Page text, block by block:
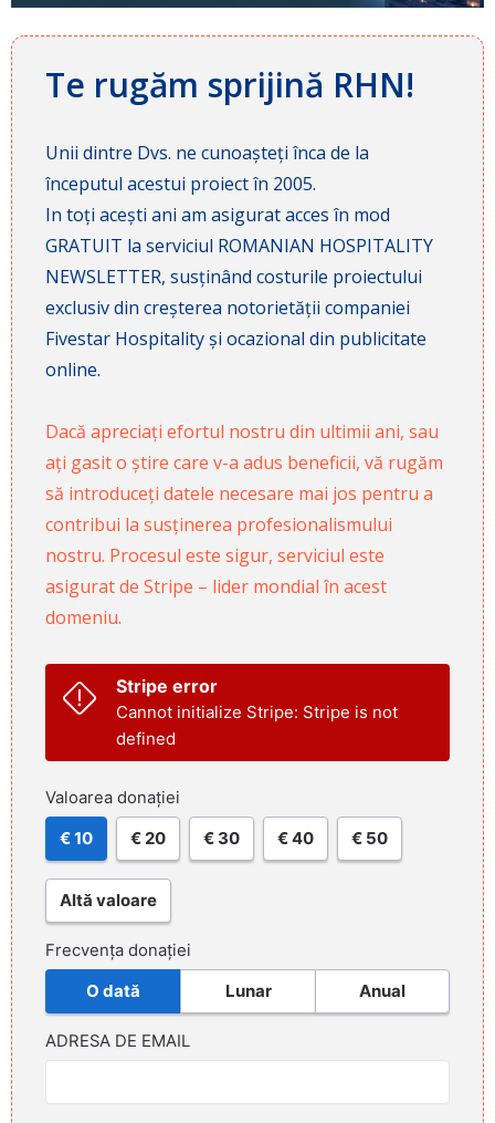
Te rugăm sprijină RHN!
Unii dintre Dvs. ne cunoașteți înca de la
începutul acestui proiect în 2005.
In toți acești ani am asigurat acces în mod
GRATUIT la serviciul ROMANIAN HOSPITALITY
NEWSLETTER, susținând costurile proiectului
exclusiv din creșterea notorietății companiei
Fivestar Hospitality și ocazional din publicitate
online.
Dacă apreciați efortul nostru din ultimii ani, sau
ați gasit o știre care v-a adus beneficii, vă rugăm
să introduceți datele necesare mai jos pentru a
contribui la susținerea profesionalismului
nostru. Procesul este sigur, serviciul este
asigurat de Stripe – lider mondial în acest
domeniu.
Stripe error
Cannot initialize Stripe: Stripe is not
defined
Valoarea donației
€ 10 € 20 € 30 € 40 € 50
Altă valoare
Frecvența donației
O dată Lunar Anual
ADRESA DE EMAIL